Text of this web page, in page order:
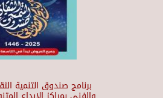
برنامج صندوق التنمية